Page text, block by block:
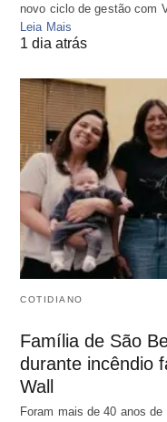
novo ciclo de gestão com
Leia Mais
1 dia atrás
COTIDIANO
Família de São
durante incêndio
Wall
Foram mais de 40 anos